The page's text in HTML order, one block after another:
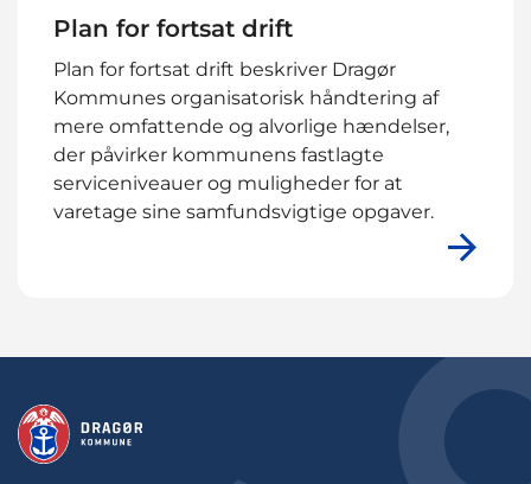
Plan for fortsat drift
Plan for fortsat drift beskriver Dragør
Kommunes organisatorisk håndtering af
mere omfattende og alvorlige hændelser,
der påvirker kommunens fastlagte
serviceniveauer og muligheder for at
varetage sine samfundsvigtige opgaver.